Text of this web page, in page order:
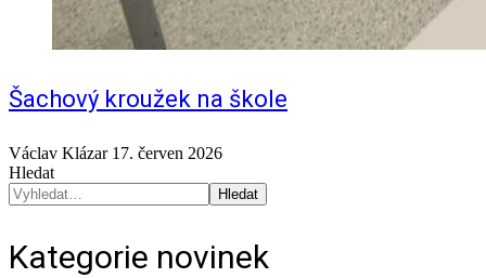
Šachový kroužek na škole
Václav Klázar 17. červen 2026
Hledat
Hledat
Kategorie novinek